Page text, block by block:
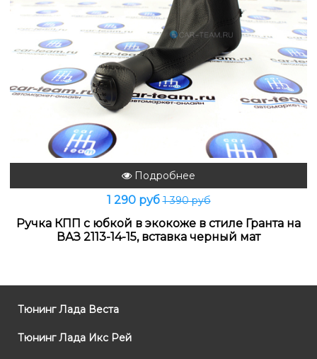
Подробнее
1 290 руб1 390 руб
Ручка КПП с юбкой в экокоже в стиле Гранта на
ВАЗ 2113-14-15, вставка черный мат
Тюнинг Лада Веста
Тюнинг Лада Икс Рей